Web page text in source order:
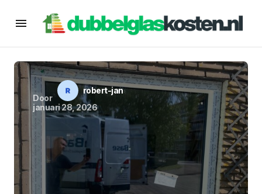
Door
robert-jan
januari 28, 2026